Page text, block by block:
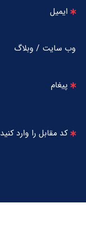
ایمیل
وب سایت / وبلاگ
پیغام
کد مقابل را وارد کنید